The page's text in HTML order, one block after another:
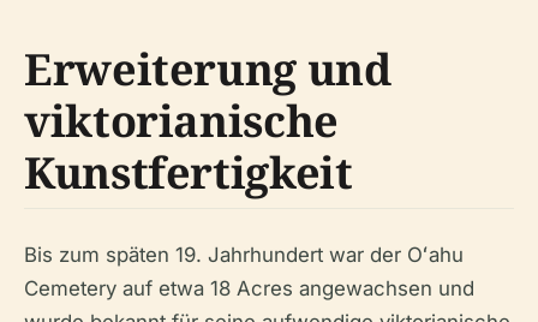
Erweiterung und
viktorianische
Kunstfertigkeit
Bis zum späten 19. Jahrhundert war der Oʻahu
Cemetery auf etwa 18 Acres angewachsen und